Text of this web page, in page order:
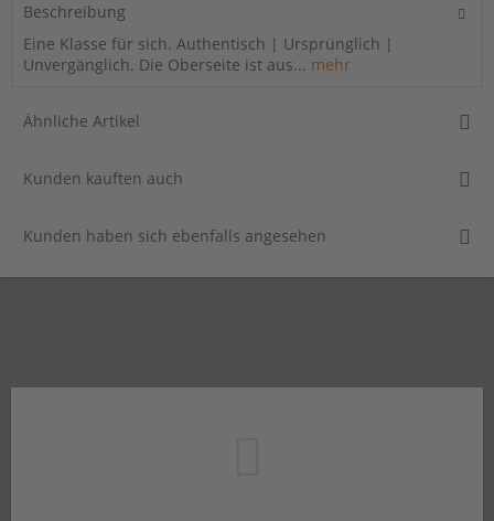
Beschreibung
Eine Klasse für sich. Authentisch | Ursprünglich |
Unvergänglich. Die Oberseite ist aus... mehr
Ähnliche Artikel
Kunden kauften auch
Kunden haben sich ebenfalls angesehen